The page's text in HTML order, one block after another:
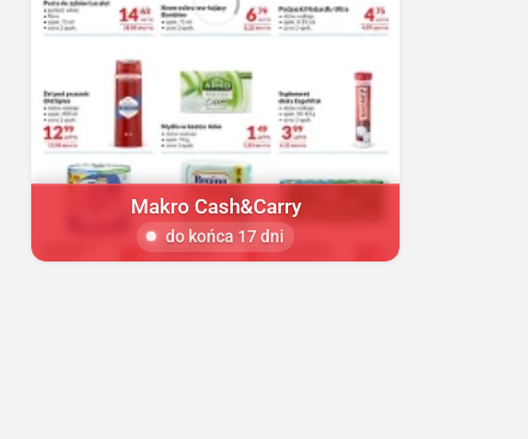
Makro Cash&Carry
do końca 17 dni